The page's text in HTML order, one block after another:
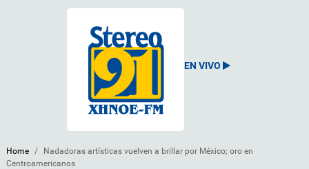
EN VIVO
Home /
Nadadoras artísticas vuelven a brillar por México; oro en
Centroamericanos